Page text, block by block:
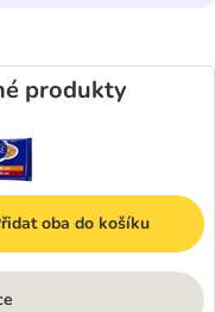
produkty
oba do košíku